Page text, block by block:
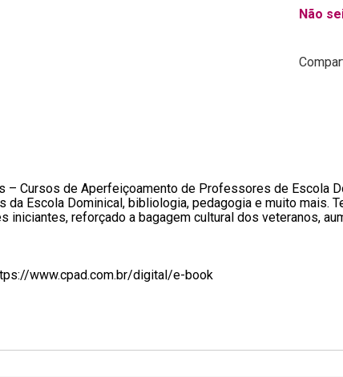
Não
– Cursos de Aperfeiçoamento de Professores de Escola
Escola Dominical, bibliologia, pedagogia e muito mais.
reforçado a bagagem cultural dos veteranos,
www.cpad.com.br/digital/e-book